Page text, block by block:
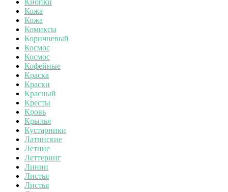
Кожа
Кожа
Комиксы
Коричневый
Космос
Космос
Кофейные
Краска
Краски
Красный
Кресты
Кровь
Крылья
Кустарники
Латинские
Летние
Леттеринг
Линии
Листья
Листья